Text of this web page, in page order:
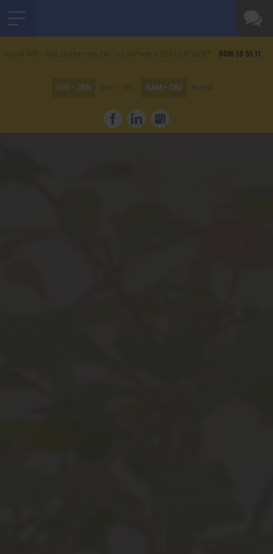
Local N°9 - Bât. Bahamas ZAC La Semair 97231 LE ROBERT 0696 50 55 11
LUN - VEN 09h - 18h SAM - DIM Fermé